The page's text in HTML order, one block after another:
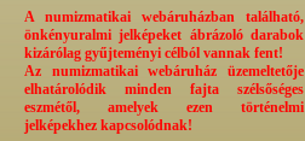
A numizmatikai webáruházban található,
önkényuralmi jelképeket ábrázoló darabok
kizárólag gyűjteményi célból vannak fent!
Az numizmatikai webáruház üzemeltetője
elhatárolódik minden fajta szélsőséges
eszmétől, amelyek ezen történelmi
jelképekhez kapcsolódnak!